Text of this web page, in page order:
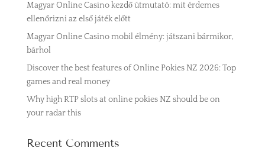
Magyar Online Casino kezdő útmutató: mit érdemes
ellenőrizni az első játék előtt
Magyar Online Casino mobil élmény: játszani bármikor,
bárhol
Discover the best features of Online Pokies NZ 2026: Top
games and real money
Why high RTP slots at online pokies NZ should be on
your radar this
Recent Comments